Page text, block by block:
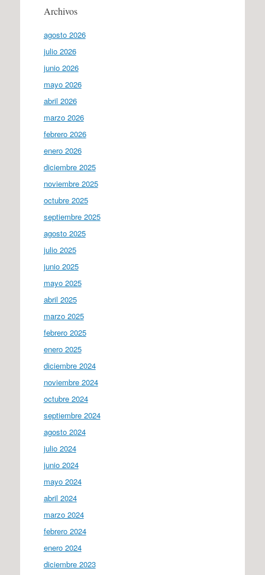
Archivos
agosto 2026
julio 2026
junio 2026
mayo 2026
abril 2026
marzo 2026
febrero 2026
enero 2026
diciembre 2025
noviembre 2025
octubre 2025
septiembre 2025
agosto 2025
julio 2025
junio 2025
mayo 2025
abril 2025
marzo 2025
febrero 2025
enero 2025
diciembre 2024
noviembre 2024
octubre 2024
septiembre 2024
agosto 2024
julio 2024
junio 2024
mayo 2024
abril 2024
marzo 2024
febrero 2024
enero 2024
diciembre 2023